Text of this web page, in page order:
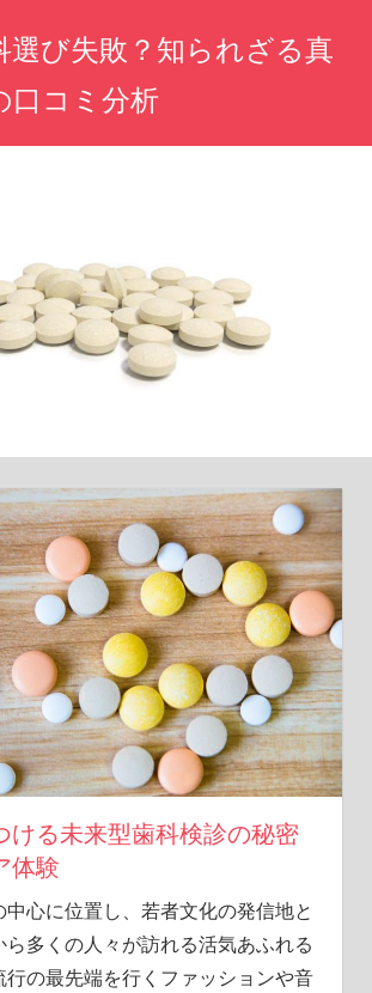
選び失敗？知られざる真
口コミ分析
ける未来型歯科検診の秘密
体験
心に位置し、若者文化の発信地と
ら多くの人々が訪れる活気あふれる
行の最先端を行くファッションや音